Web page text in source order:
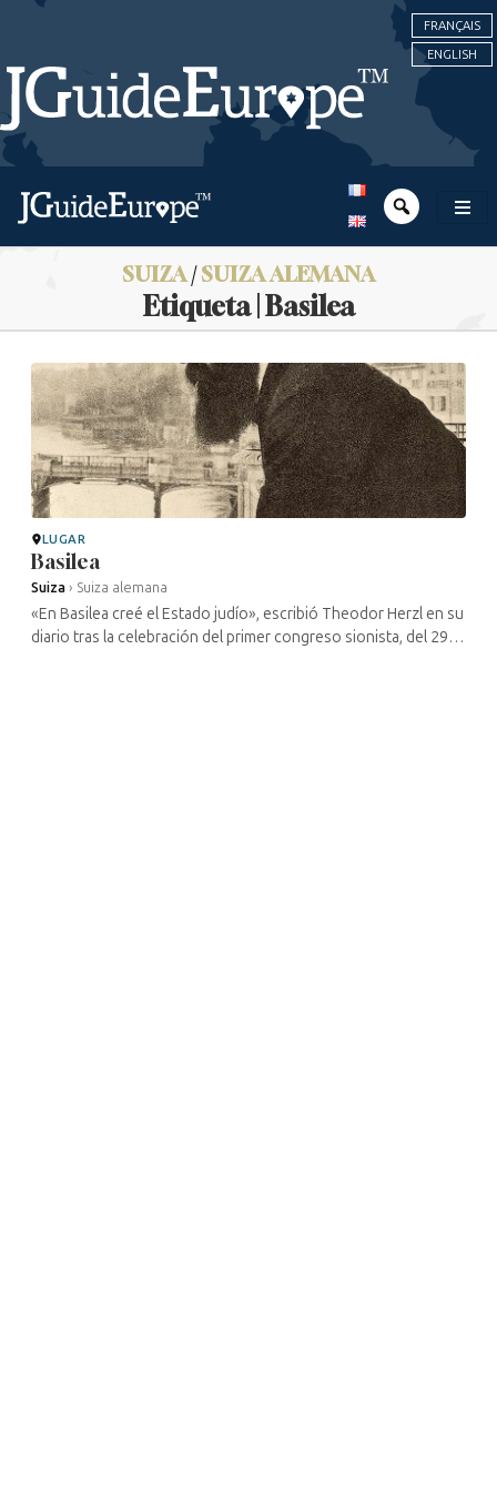
FRANÇAIS
ENGLISH
SUIZA/SUIZA ALEMANA
Etiqueta | Basilea
LUGAR
Basilea
Suiza › Suiza alemana
«En Basilea creé el Estado judío», escribió Theodor Herzl en su
diario tras la celebración del primer congreso sionista, del 29 al